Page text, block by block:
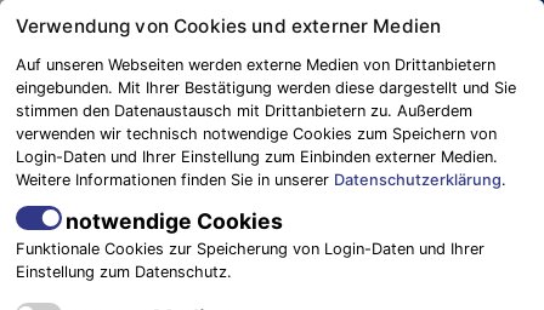
Springe
Inhalt
Blaulichtreport
Elbe-Elster
Gefahrguttag in Falkenberg
20. Oktober 2015 -Einsätze
Verwendung von Cookies und externer Medien
Auf unseren Webseiten werden externe Medien von Drittanbietern
eingebunden. Mit Ihrer Bestätigung werden diese dargestellt und Sie
stimmen den Datenaustausch mit Drittanbietern zu. Außerdem
verwenden wir technisch notwendige Cookies zum Speichern von
Login-Daten und Ihrer Einstellung zum Einbinden externer Medien.
Weitere Informationen finden Sie in unserer Datenschutzerklärung.
notwendige Cookies
Funktionale Cookies zur Speicherung von Login-Daten und Ihrer
Einstellung zum Datenschutz.